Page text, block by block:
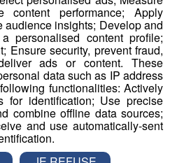
avons fait notre devoir au
: BONTAZ, fournisseur
leader mondial dans les
est un groupe
content performance; Apply
audience insights; Develop and
personalised content profile;
Ensure security, prevent fraud,
ads or content. These
data such as IP address
functionalities: Actively
for identification; Use precise
combine offline data sources;
and use automatically-sent